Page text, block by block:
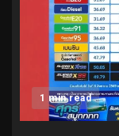
1 min read